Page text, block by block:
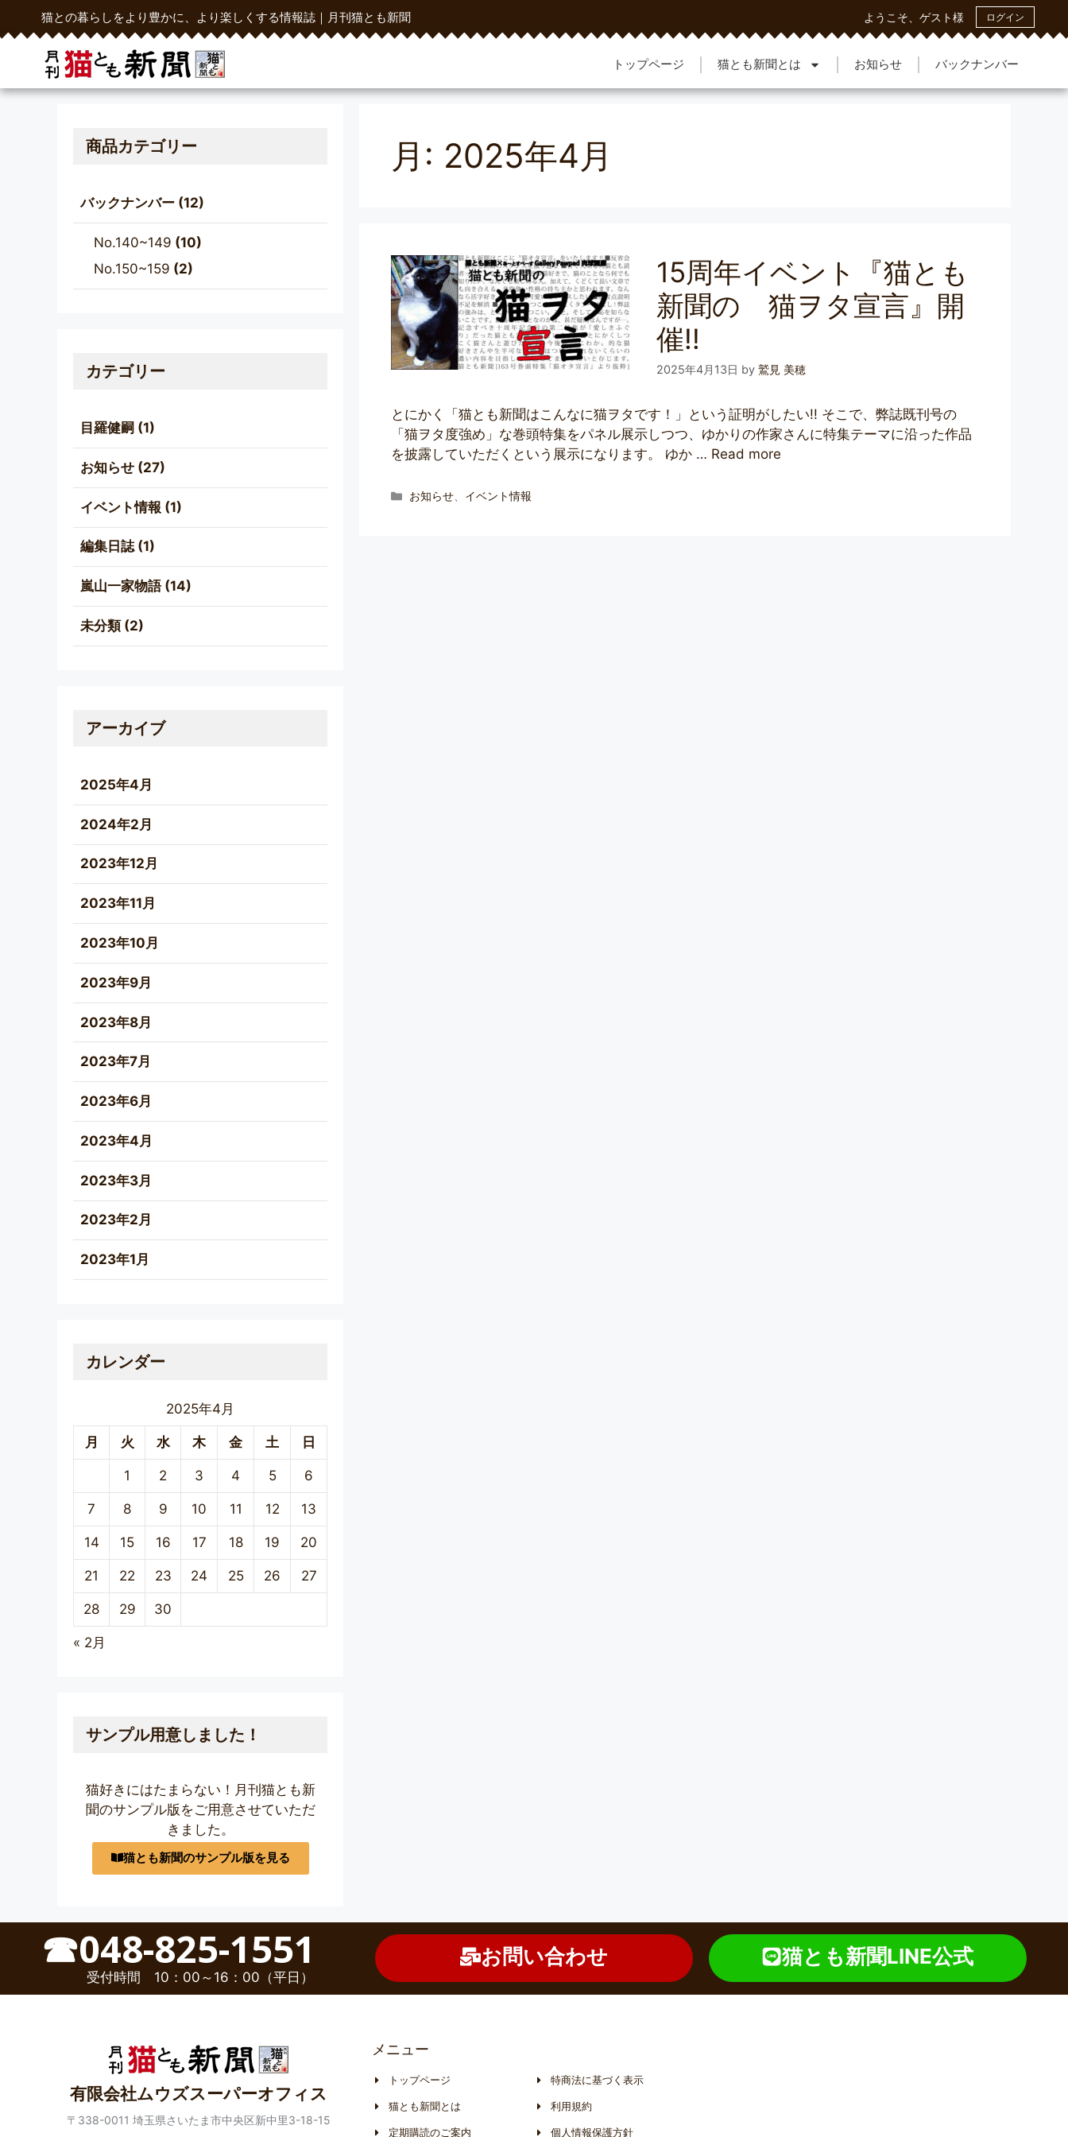
猫との暮らしをより豊かに、より楽しくする情報誌｜月刊猫とも新聞 ようこそ、ゲスト様 ログイン
トップページ 猫とも新聞とは お知らせ バックナンバー
月: 2025年4月
15周年イベント『猫とも
新聞の 猫ヲタ宣言』開
催!!
2025年4月13日 by 鷲見 美穂
とにかく「猫とも新聞はこんなに猫ヲタです！」という証明がしたい!! そこで、弊誌既刊号の
「猫ヲタ度強め」な巻頭特集をパネル展示しつつ、ゆかりの作家さんに特集テーマに沿った作品
を披露していただくという展示になります。 ゆか … Read more
お知らせ イベント情報
商品カテゴリー
バックナンバー (12)
No.140~149 (10)
No.150~159 (2)
カテゴリー
目羅健嗣 (1)
お知らせ(27)
イベント情報 (1)
編集日誌(1)
嵐山一家物語(14)
未分類(2)
アーカイブ
2025年4月
2024年2月
2023年12月
2023年11月
2023年10月
2023年9月
2023年8月
2023年7月
2023年6月
2023年4月
2023年3月
2023年2月
2023年1月
カレンダー
2025年4月
月 火 水 木 金 土 日
1 2 3 4 5 6
7 8 9 10 11 12 13
14 15 16 17 18 19 20
21 22 23 24 25 26 27
28 29 30
« 2月
サンプル用意しました！
猫好きにはたまらない！月刊猫とも新
聞のサンプル版をご用意させていただ
きました。
猫とも新聞のサンプル版を見る
☎048-825-1551
受付時間 10：00～16：00（平日）
お問い合わせ 猫とも新聞LINE公式
有限会社ムウズスーパーオフィス
〒338-0011 埼玉県さいたま市中央区新中里3-18-15
メニュー
トップページ
猫とも新聞とは
定期購読のご案内
特商法に基づく表示
利用規約
個人情報保護方針